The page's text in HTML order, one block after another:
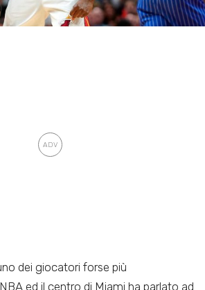
dei giocatori forse più
ed il centro di Miami ha parlato ad